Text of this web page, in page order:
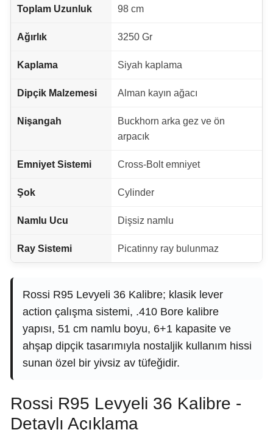
Toplam Uzunluk 98 cm
Ağırlık 3250 Gr
Kaplama Siyah kaplama
Dipçik Malzemesi Alman kayın ağacı
Nişangah
Buckhorn arka gez ve ön
arpacık
Emniyet Sistemi Cross-Bolt emniyet
Şok Cylinder
Namlu Ucu Dişsiz namlu
Ray Sistemi Picatinny ray bulunmaz
Rossi R95 Levyeli 36 Kalibre; klasik lever
action çalışma sistemi, .410 Bore kalibre
yapısı, 51 cm namlu boyu, 6+1 kapasite ve
ahşap dipçik tasarımıyla nostaljik kullanım hissi
sunan özel bir yivsiz av tüfeğidir.
Rossi R95 Levyeli 36 Kalibre -
Detaylı Açıklama